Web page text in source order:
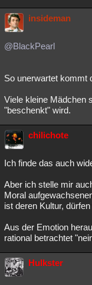
insideman
@BlackPearl
So unerwartet kommt
Viele kleine Mädchen
"beschenkt" wird.
chilichote
Ich finde das auch
Aber ich stelle mir
Moral
ist deren Kultur,
Aus der Emotion
rational betrachtet
Hulkster